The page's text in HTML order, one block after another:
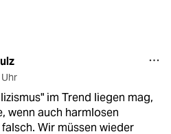
im Trend liegen mag,
wenn auch harmlosen
Wir müssen wieder